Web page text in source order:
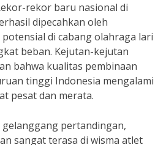
rekor baru nasional di
dipecahkan oleh
di cabang olahraga lari
beban. Kejutan-kejutan
bahwa kualitas pembinaan
tinggi Indonesia mengalami
pesat dan merata.
pertandingan,
sangat terasa di wisma atlet